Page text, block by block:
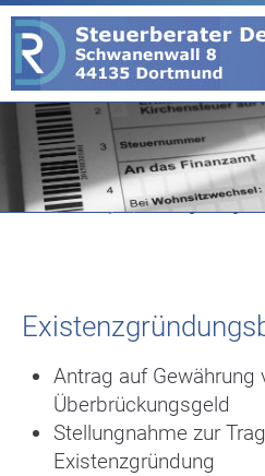
Home / Leistungen /
Antrag auf Gewährung
Überbrückungsgeld
Stellungnahme zur
Existenzgründung